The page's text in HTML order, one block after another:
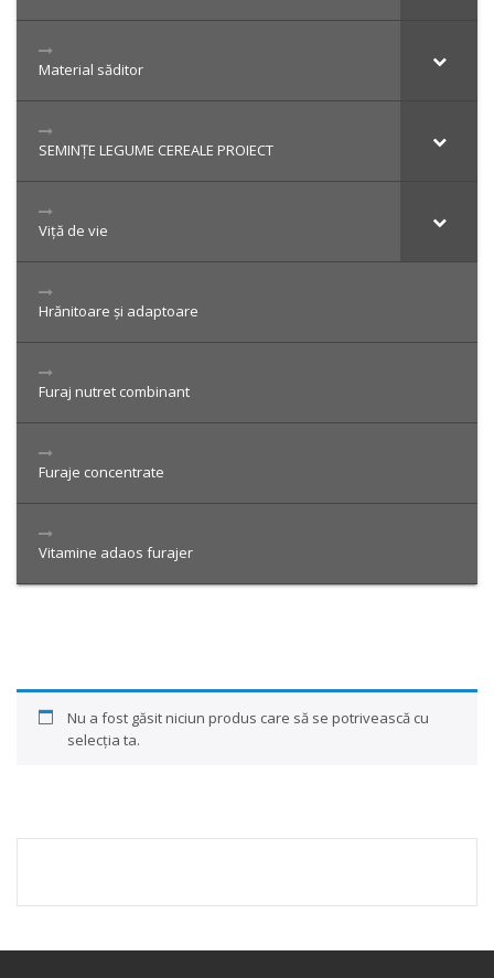
Material săditor
SEMINȚE LEGUME CEREALE PROIECT
Viță de vie
Hrănitoare și adaptoare
Furaj nutret combinant
Furaje concentrate
Vitamine adaos furajer
Nu a fost găsit niciun produs care să se potrivească cu
selecția ta.